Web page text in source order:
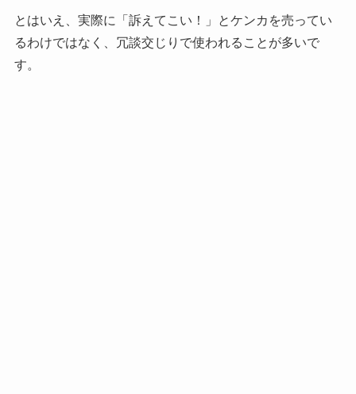
とはいえ、実際に「訴えてこい！」とケンカを売ってい
るわけではなく、冗談交じりで使われることが多いで
す。